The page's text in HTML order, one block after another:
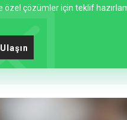
özel çözümler için teklif